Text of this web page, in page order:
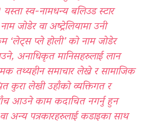
स्व-नामधन्य बलिउड स्टार
जोडेर वा अष्ट्रेलियामा उनी
‘लेट्स प्ले होली’ को नाम जोडेर
अनाधिकृत मानिसहरुलाई लान
तथ्यहीन समाचार लेख्ने र सामाजिक
कुरा लेखी उहाँको व्यक्तिगत र
आउने काम कदाचित नगर्नु हुन
अन्य पत्रकारहरुलाई कडाइका साथ